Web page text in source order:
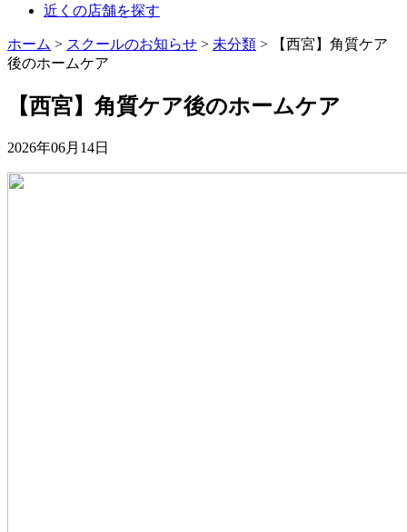
近くの店舗を探す
ホーム > スクールのお知らせ > 未分類 >
【西宮】角質ケア
後のホームケア
【西宮】角質ケア後のホームケア
2026年06月14日